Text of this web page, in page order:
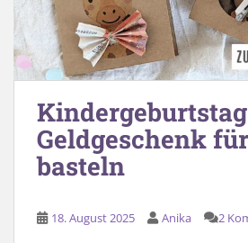
Geldgeschenk
basteln
18. August 2025 Anika 2